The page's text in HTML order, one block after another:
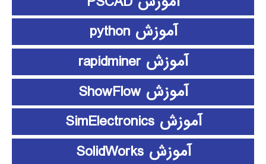
آموزش python
آموزش rapidminer
آموزش ShowFlow
آموزش SimElectronics
آموزش SolidWorks